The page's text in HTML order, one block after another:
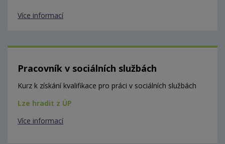
Více informací
Pracovník v sociálních službách
Kurz k získání kvalifikace pro práci v sociálních službách
Lze hradit z ÚP
Více informací